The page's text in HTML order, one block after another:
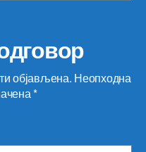
објављена. Неопходна
*